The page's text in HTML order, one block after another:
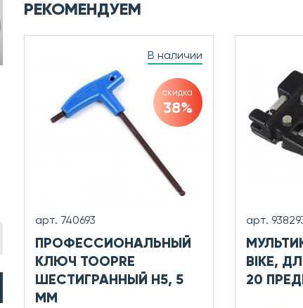
РЕКОМЕНДУЕМ
В наличии
скидка
38%
арт. 740693
ПРОФЕССИОНАЛЬНЫЙ
КЛЮЧ TOOPRE
ШЕСТИГРАННЫЙ H5, 5
ММ
арт.
BIKE,
20